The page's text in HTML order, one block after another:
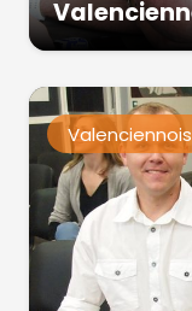
Valenciennois